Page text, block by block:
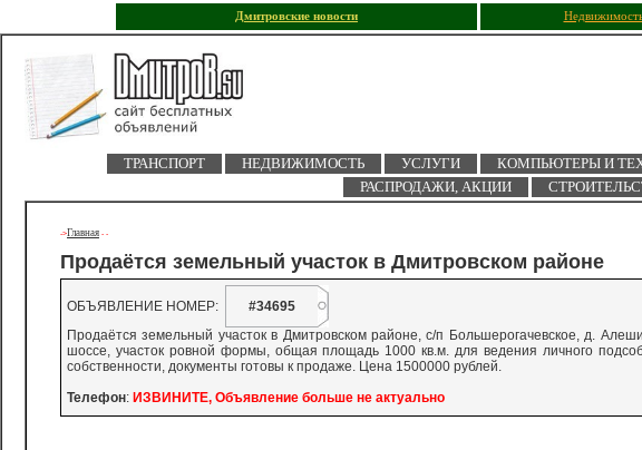
Дмитровские новости
ТРАНСПОРТ НЕДВИЖИМОСТЬ УСЛУГИ КОМПЬЮТЕРЫ И
РАСПРОДАЖИ, АКЦИИ
->Главная - -
Продаётся земельный участок в Дмитровском районе
ОБЪЯВЛЕНИЕ НОМЕР:
#34695
Продаётся земельный участок в Дмитровском районе, с/п Большерогачевское, д.
шоссе, участок ровной формы, общая площадь 1000 кв.м. для ведения личного
собственности, документы готовы к продаже. Цена 1500000 рублей.
Телефон: ИЗВИНИТЕ, Объявление больше не актуально